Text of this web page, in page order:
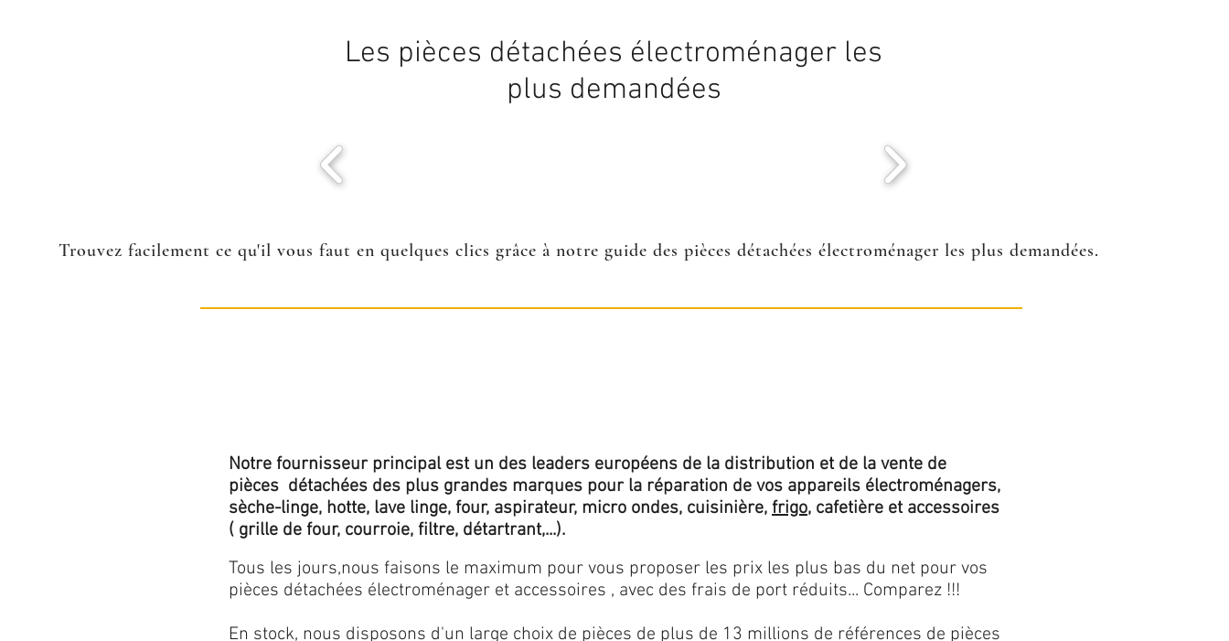
Les pièces détachées électroménager les
plus demandées
Trouvez facilement ce qu'il vous faut en quelques clics grâce à notre guide des pièces détachées électroménager les plus demandées.
Notre fournisseur principal est un des leaders européens de la distribution et de la vente de
pièces détachées des plus grandes marques pour la réparation de vos appareils électroménagers,
sèche-linge, hotte, lave linge, four, aspirateur, micro ondes, cuisinière, frigo, cafetière et accessoires
( grille de four, courroie, filtre, détartrant,...).
Tous les jours,nous faisons le maximum pour vous proposer les prix les plus bas du net pour vos
pièces détachées électroménager et accessoires , avec des frais de port réduits... Comparez !!!
En stock, nous disposons d'un large choix de pièces de plus de 13 millions de références de pièces